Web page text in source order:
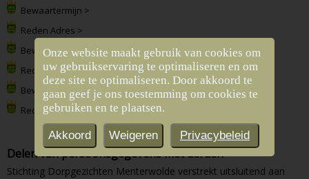
Bewaartermijn >
Reden Adres >
Bewaartermijn >
Reden Enzovoort >
Bewaartermijn >
Reden
Delen van persoonsgegevens met derden
Stichting Dorpgezichten Menterwolde verstrekt uitsluitend aan
Onze website maakt gebruik van cookies om
uw gebruikservaring te optimaliseren en om
deze site te optimaliseren. Door akkoord te
gaan geef je ons toestemming om cookies te
gebruiken en te plaatsen.
Akkoord Weigeren Privacybeleid